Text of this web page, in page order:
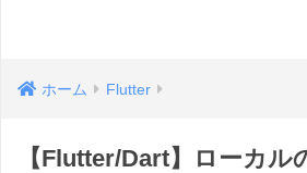
ホーム Flutter
【Flutter/Dart】ローカル